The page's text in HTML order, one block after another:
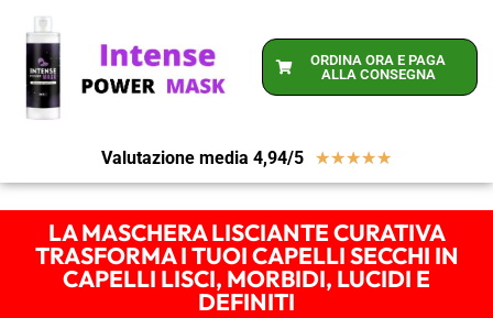
ORDINA ORA E PAGA
ALLA CONSEGNA
Valutazione media 4,94/5 ★★★★★
LA MASCHERA LISCIANTE CURATIVA
TRASFORMA I TUOI CAPELLI SECCHI IN
CAPELLI LISCI, MORBIDI, LUCIDI E
DEFINITI